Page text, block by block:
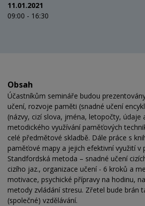
11.01.2021
09:00 - 16:30
Obsah
Účastníkům semináře budou
učení, rozvoje paměti (snadné učení
(názvy, cizí slova, jména, letopočty, údaje
metodického využívání paměťových
celé předmětové skladbě. Dále práce s
paměťové mapy a jejich efektivní využití v
Standfordská metoda – snadné učení
cizího jaz., organizace učení - 6 kroků a
motivace, psychické přípravy na hodinu,
metody zvládání stresu. Zřetel bude brán
(společné) vzdělávání.